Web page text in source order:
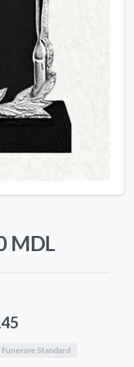
MDL.
MDL
curent
Standard